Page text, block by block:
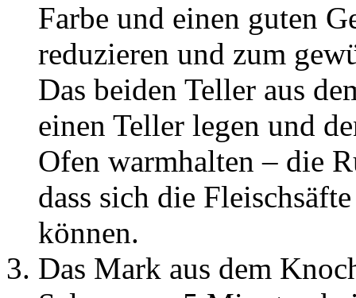
Farbe und einen guten
reduzieren und zum
Das beiden Teller aus
einen Teller legen und
Ofen warmhalten – die
dass sich die
können.
Das Mark aus dem